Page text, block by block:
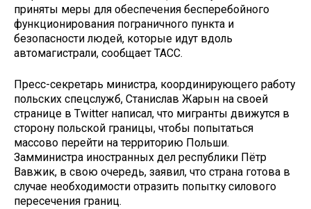
приняты меры для обеспечения бесперебойного
функционирования пограничного пункта и
безопасности людей, которые идут вдоль
автомагистрали, сообщает ТАСС.
Пресс-секретарь министра, координирующего работу
польских спецслужб, Станислав Жарын на своей
странице в Twitter написал, что мигранты движутся в
сторону польской границы, чтобы попытаться
массово перейти на территорию Польши.
Замминистра иностранных дел республики Пётр
Вавжик, в свою очередь, заявил, что страна готова в
случае необходимости отразить попытку силового
пересечения границ.